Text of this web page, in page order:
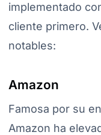
implementado
cliente primero.
notables:
Amazon
Famosa por su
Amazon ha